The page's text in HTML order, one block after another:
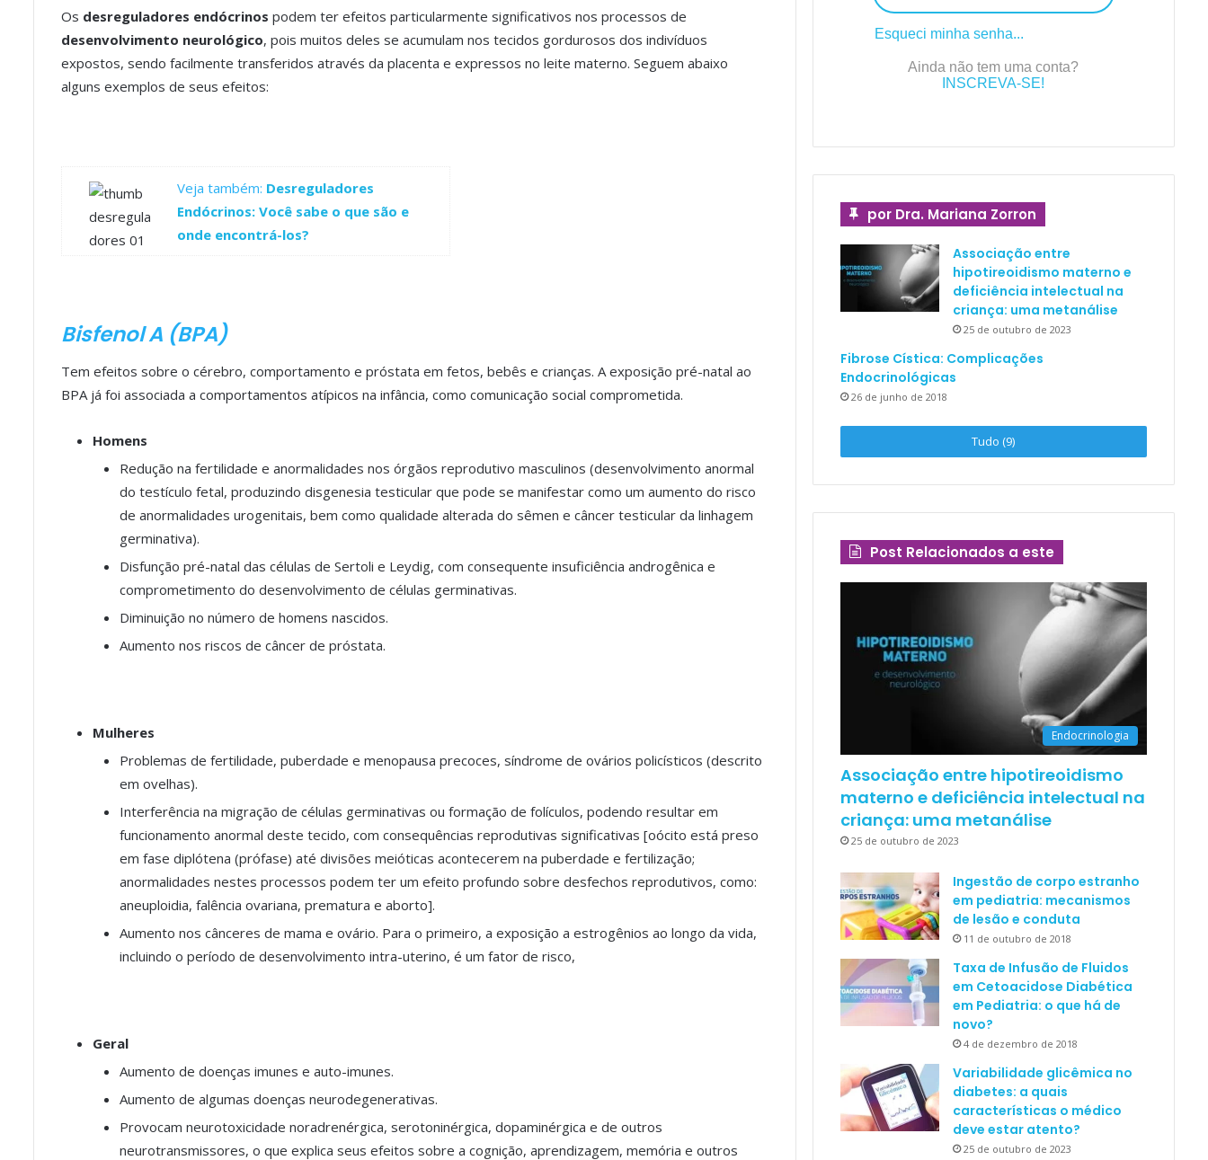
Os desreguladores endócrinos podem ter efeitos particularmente significativos nos processos de
desenvolvimento neurológico, pois muitos deles se acumulam nos tecidos gordurosos dos indivíduos
expostos, sendo facilmente transferidos através da placenta e expressos no leite materno. Seguem abaixo
alguns exemplos de seus efeitos:
Veja também: Desreguladores
Endócrinos: Você sabe o que são e
onde encontrá-los?
Bisfenol A (BPA)
Tem efeitos sobre o cérebro, comportamento e próstata em fetos, bebês e crianças. A exposição pré-natal ao
BPA já foi associada a comportamentos atípicos na infância, como comunicação social comprometida.
Homens
Redução na fertilidade e anormalidades nos órgãos reprodutivo masculinos (desenvolvimento anormal
do testículo fetal, produzindo disgenesia testicular que pode se manifestar como um aumento do risco
de anormalidades urogenitais, bem como qualidade alterada do sêmen e câncer testicular da linhagem
germinativa).
Disfunção pré-natal das células de Sertoli e Leydig, com consequente insuficiência androgênica e
comprometimento do desenvolvimento de células germinativas.
Diminuição no número de homens nascidos.
Aumento nos riscos de câncer de próstata.
Mulheres
Problemas de fertilidade, puberdade e menopausa precoces, síndrome de ovários policísticos (descrito
em ovelhas).
Interferência na migração de células germinativas ou formação de folículos, podendo resultar em
funcionamento anormal deste tecido, com consequências reprodutivas significativas [oócito está preso
em fase diplótena (prófase) até divisões meióticas acontecerem na puberdade e fertilização;
anormalidades nestes processos podem ter um efeito profundo sobre desfechos reprodutivos, como:
aneuploidia, falência ovariana, prematura e aborto].
Aumento nos cânceres de mama e ovário. Para o primeiro, a exposição a estrogênios ao longo da vida,
incluindo o período de desenvolvimento intra-uterino, é um fator de risco,
Geral
Aumento de doenças imunes e auto-imunes.
Aumento de algumas doenças neurodegenerativas.
Provocam neurotoxicidade noradrenérgica, serotoninérgica, dopaminérgica e de outros
neurotransmissores, o que explica seus efeitos sobre a cognição, aprendizagem, memória e outros
Esqueci minha senha...
Ainda não tem uma conta?
INSCREVA-SE!
por Dra. Mariana Zorron
Associação entre
hipotireoidismo materno e
deficiência intelectual na
criança: uma metanálise
25 de outubro de 2023
Fibrose Cística: Complicações
Endocrinológicas
26 de junho de 2018
Tudo (9)
Post Relacionados a este
Endocrinologia
Associação entre hipotireoidismo
materno e deficiência intelectual na
criança: uma metanálise
25 de outubro de 2023
Ingestão de corpo estranho
em pediatria: mecanismos
de lesão e conduta
11 de outubro de 2018
Taxa de Infusão de Fluidos
em Cetoacidose Diabética
em Pediatria: o que há de
novo?
4 de dezembro de 2018
Variabilidade glicêmica no
diabetes: a quais
características o médico
deve estar atento?
25 de outubro de 2023